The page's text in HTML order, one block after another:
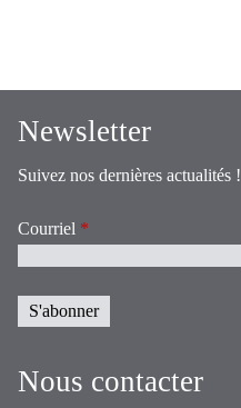
Newsletter
Suivez nos dernières actualités !
Courriel *
Nous contacter